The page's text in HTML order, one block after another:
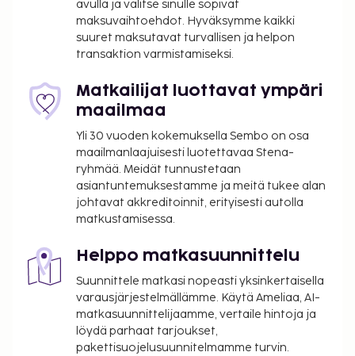
Majoituspaikan ensisijainen lentokenttä on Roissy -
Charles de Gaullen lentokenttä (CDG).
Käytössäsi on ilmainen kiinteä internetyhteys,
hotelli tarjoaa asiakkailleen 1200 neliömetriä
kokoustiloja, joihin kuuluu konferenssikeskus ja 13
kokoushuonetta. Palveluihin kuuluu maksullinen
omatoiminen pysäköinti. Hyödynnä vuokrattavat
polkupyörät, terassi ja puutarha. Tämän hotellin
palveluihin kuuluu muun muassa ilmainen langaton
internetyhteys, concierge-palvelut ja pelihalli/-
huone. Voit viettää helposti hauskan päivän
hyödyntämällä ilmaiset teemapuistokuljetukset.
Majoituspaikan ravintola, La Verrière, tarjoaa
näkymän puutarhaan. Voit aterioida siellä
ulkotiloissa sään salliessa. Palveluihin kuuluu myös
ympärivuorokautinen huonepalvelu. Baarissa voit
nauttia raikasta juotavaa. Lisämaksullinen
avulla ja valitse sinulle sopivat
maksuvaihtoehdot. Hyväksymme kaikki
suuret maksutavat turvallisen ja helpon
transaktion varmistamiseksi.
Matkailijat luottavat ympäri
maailmaa
Yli 30 vuoden kokemuksella Sembo on osa
maailmanlaajuisesti luotettavaa Stena-
ryhmää. Meidät tunnustetaan
asiantuntemuksestamme ja meitä tukee alan
johtavat akkreditoinnit, erityisesti autolla
matkustamisessa.
Helppo matkasuunnittelu
Suunnittele matkasi nopeasti yksinkertaisella
varausjärjestelmällämme. Käytä Ameliaa, AI-
matkasuunnittelijaamme, vertaile hintoja ja
löydä parhaat tarjoukset,
pakettisuojelusuunnitelmamme turvin.